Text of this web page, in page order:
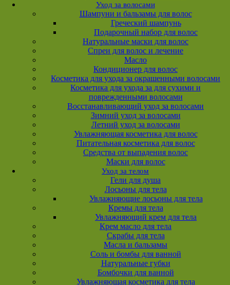
Уход за волосами
Шампуни и бальзамы для волос
Греческий шампунь
Подарочный набор для волос
Натуральные маски для волос
Спреи для волос и лечение
Масло
Кондиционер для волос
Косметика для ухода за окрашенными волосами
Косметика для ухода за для сухими и
поврежденными волосами
Восстанавливающий уход за волосами
Зимний уход за волосами
Летний уход за волосами
Увлажняющая косметика для волос
Питательная косметика для волос
Средства от выпадения волос
Маски для волос
Уход за телом
Гели для душа
Лосьоны для тела
Увлажняющие лосьоны для тела
Кремы для тела
Увлажняющий крем для тела
Крем масло для тела
Скрабы для тела
Масла и бальзамы
Соль и бомбы для ванной
Натуральные губки
Бомбочки для ванной
Увлажняющая косметика для тела